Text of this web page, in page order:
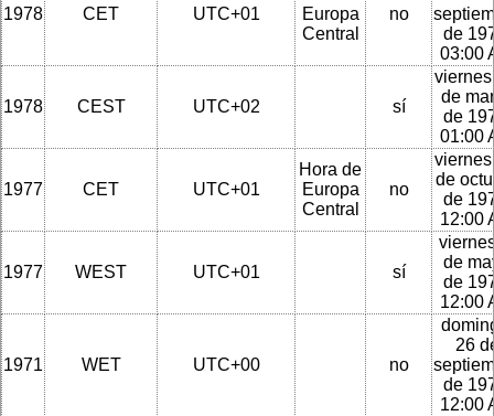
1978 CET UTC+01
Europa
Central
no
de
03:00
1978 CEST UTC+02 sí
de
de
01:00
1977 CET UTC+01
Hora de
Europa
Central
no
de
de
12:00
1977 WEST UTC+01 sí
de
de
12:00
1971 WET UTC+00 no
26
de
12:00